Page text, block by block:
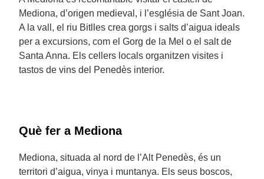
Mediona, d’origen medieval, i l’església de Sant Joan.
A la vall, el riu Bitlles crea gorgs i salts d’aigua ideals
per a excursions, com el Gorg de la Mel o el salt de
Santa Anna. Els cellers locals organitzen visites i
tastos de vins del Penedès interior.
Què fer a Mediona
Mediona, situada al nord de l’Alt Penedès, és un
territori d’aigua, vinya i muntanya. Els seus boscos,